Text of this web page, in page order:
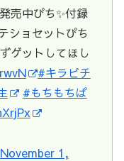
売中ぴち✨付録
ショセットぴち
ゲットしてほし
#キラピチ
#もちもちぱ
November 1,